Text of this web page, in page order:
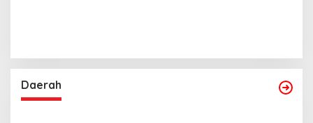
Daerah